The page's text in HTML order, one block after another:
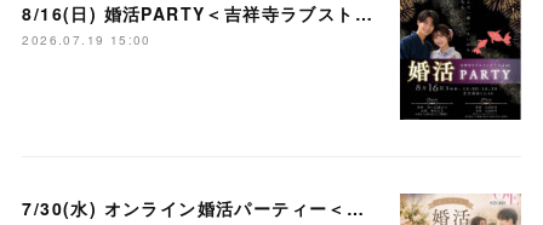
8/16(日) 婚活PARTY＜吉祥寺ラブストーリー＞
2026.07.19 15:00
7/30(水) オンライン婚活パーティー＜大宮ラブストーリー＞